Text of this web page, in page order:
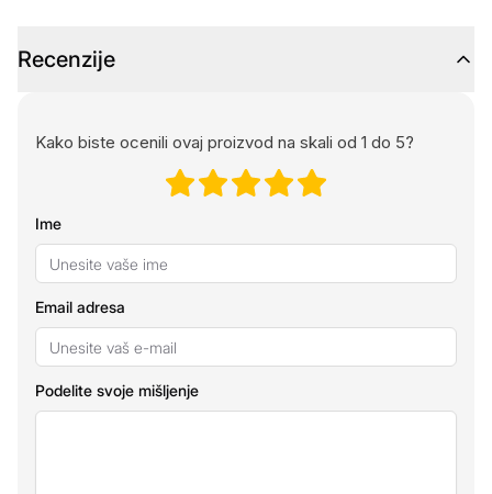
Recenzije
Kako biste ocenili ovaj proizvod na skali od 1 do 5?
Ime
Email adresa
Podelite svoje mišljenje